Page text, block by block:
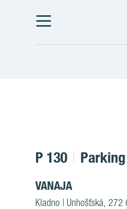
P 130 Parking
VANAJA
Kladno | Unhošťská, 272